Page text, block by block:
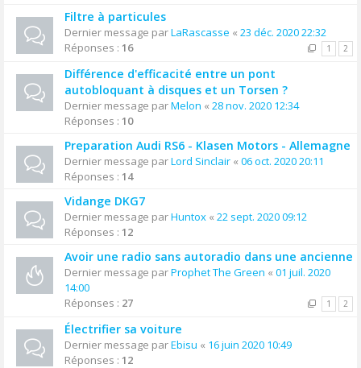
Filtre à particules
Dernier message parLaRascasse « 23 déc. 2020 22:32
Réponses : 16 1 2
Différence d'efficacité entre un pont
autobloquant à disques et un Torsen ?
Dernier message parMelon « 28 nov. 2020 12:34
Réponses : 10
Preparation Audi RS6 - Klasen Motors - Allemagne
Dernier message parLord Sinclair « 06 oct. 2020 20:11
Réponses : 14
Vidange DKG7
Dernier message parHuntox « 22 sept. 2020 09:12
Réponses : 12
Avoir une radio sans autoradio dans une ancienne
Dernier message parProphet The Green « 01 juil. 2020
14:00
Réponses : 27 1 2
Électrifier sa voiture
Dernier message parEbisu « 16 juin 2020 10:49
Réponses : 12